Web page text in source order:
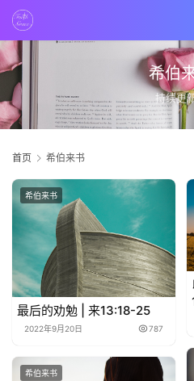
首
页
主
日
崇
拜
希伯
持续更
首页 希伯来书
希伯来书
最后的劝勉 | 来13:18-25
2022年9月20日 787
希伯来书